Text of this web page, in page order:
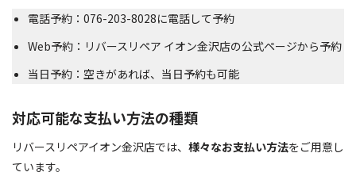
電話予約：076-203-8028に電話して予約
Web予約：リバースリペア イオン金沢店の公式ページから予約
当日予約：空きがあれば、当日予約も可能
対応可能な支払い方法の種類
リバースリペアイオン金沢店では、 様々なお支払い方法をご用意し
ています。